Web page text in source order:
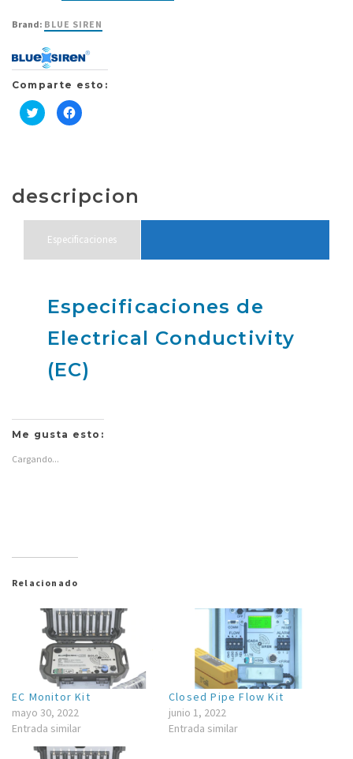
Brand: BLUE SIREN
Comparte esto:
Haz
clic
una
ventana
Haz
clic
una
ventana
descripcion
Especificaciones
Especificaciones de
Electrical Conductivity
(EC)
Me gusta esto:
Cargando...
Relacionado
EC Monitor Kit
mayo 30, 2022
Entrada similar
Closed Pipe Flow Kit
junio 1, 2022
Entrada similar